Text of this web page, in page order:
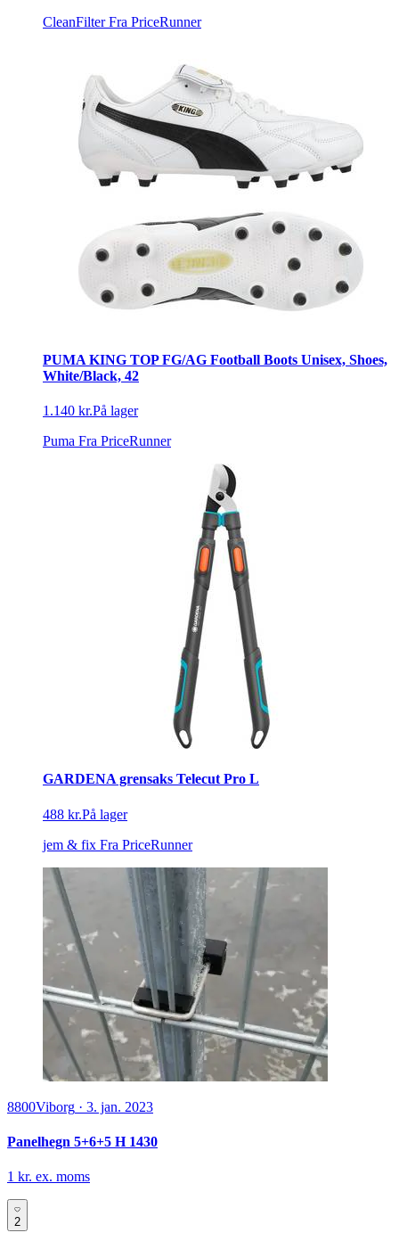
CleanFilter Fra PriceRunner
PUMA KING TOP FG/AG Football Boots Unisex, Shoes,
White/Black, 42
1.140 kr.På lager
Puma Fra PriceRunner
GARDENA grensaks Telecut Pro L
488 kr.På lager
jem & fix Fra PriceRunner
8800Viborg · 3. jan. 2023
Panelhegn 5+6+5 H 1430
1 kr. ex. moms
2